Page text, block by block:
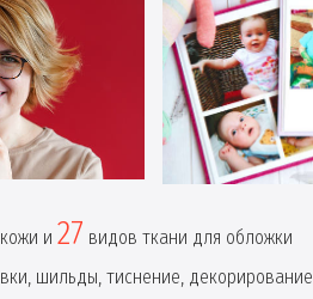
и 27 видов ткани для обложки
шильды, тиснение, декорирование